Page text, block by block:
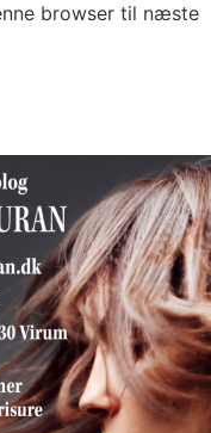
browser til næste